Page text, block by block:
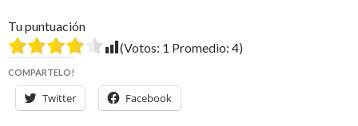
Tu puntuación
(Votos: 1 Promedio: 4)
COMPARTELO!
Twitter Facebook